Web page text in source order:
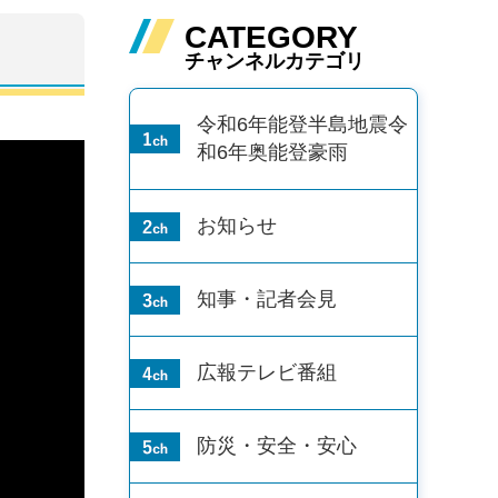
CATEGORY
チャンネルカテゴリ
令和6年能登半島地震令
和6年奥能登豪雨
お知らせ
知事・記者会見
広報テレビ番組
防災・安全・安心